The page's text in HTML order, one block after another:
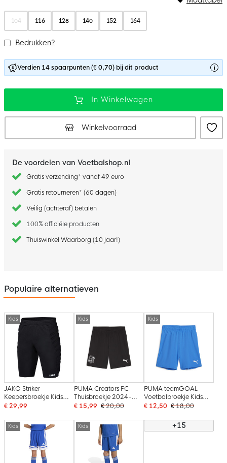
104 116 128 140 152 164
Bedrukken?
Verdien 14 spaarpunten (€ 0,70) bij dit product
In Winkelwagen
Winkelvoorraad
De voordelen van Voetbalshop.nl
Gratis verzending* vanaf 49 euro
Gratis retourneren* (60 dagen)
Veilig (achteraf) betalen
100% officiële producten
Thuiswinkel Waarborg (10 jaar!)
Populaire alternatieven
Kids
JAKO Striker
Keepersbroekje Kids
Zwart
€ 29,99
Kids
PUMA Creators FC
Thuisbroekje 2024-
2025 Kids Zwart
€ 15,99 € 20,00
Kids
PUMA teamGOAL
Voetbalbroekje Kids
Blauw Wit
€ 12,50 € 18,00
Kids Kids +15